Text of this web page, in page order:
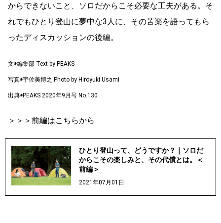
からできないこと、ソロだからこそ必要な工夫がある。そ
れでもひとり登山に夢中な3人に、その苦楽を語ってもら
ったディスカッションの後編。
文◉編集部 Text by PEAKS
写真◉宇佐美博之 Photo by Hiroyuki Usami
出典◉PEAKS 2020年9月号 No.130
＞＞＞前編はこちらから
ひとり登山って、どうですか？｜ソロだ
からこその楽しみと、その代償とは。＜
前編＞
2021年07月01日